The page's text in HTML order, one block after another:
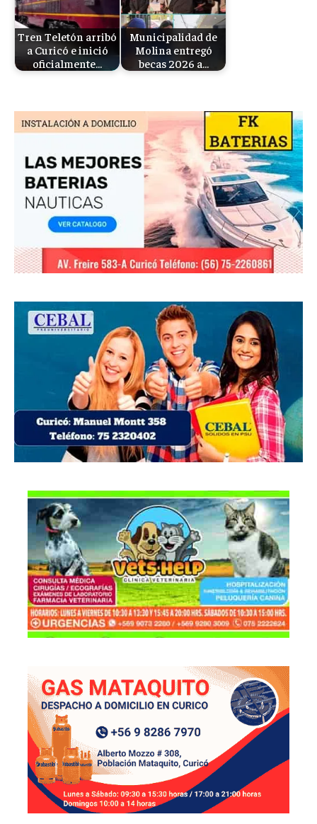
Tren Teletón arribó
a Curicó e inició
oficialmente…
Municipalidad de
Molina entregó
becas 2026 a…